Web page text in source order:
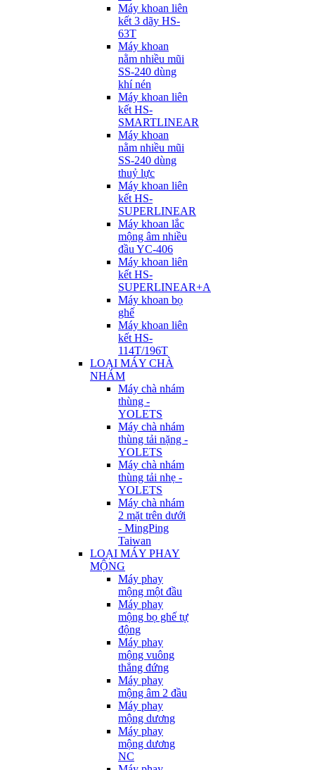
Máy khoan liên
kết 3 dãy HS-
63T
Máy khoan
nằm nhiều mũi
SS-240 dùng
khí nén
Máy khoan liên
kết HS-
SMARTLINEAR
Máy khoan
nằm nhiều mũi
SS-240 dùng
thuỷ lực
Máy khoan liên
kết HS-
SUPERLINEAR
Máy khoan lắc
mộng âm nhiều
đầu YC-406
Máy khoan liên
kết HS-
SUPERLINEAR+A
Máy khoan bọ
ghế
Máy khoan liên
kết HS-
114T/196T
LOẠI MÁY CHÀ
NHÁM
Máy chà nhám
thùng -
YOLETS
Máy chà nhám
thùng tải nặng -
YOLETS
Máy chà nhám
thùng tải nhẹ -
YOLETS
Máy chà nhám
2 mặt trên dưới
- MingPing
Taiwan
LOẠI MÁY PHAY
MỘNG
Máy phay
mộng một đầu
Máy phay
mộng bọ ghế tự
động
Máy phay
mộng vuông
thẳng đứng
Máy phay
mộng âm 2 đầu
Máy phay
mộng dương
Máy phay
mộng dương
NC